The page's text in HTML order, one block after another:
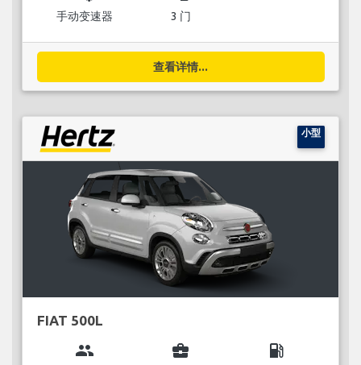
手动变速器 3 门
查看详情...
小型
FIAT 500L
group business_center local_gas_station